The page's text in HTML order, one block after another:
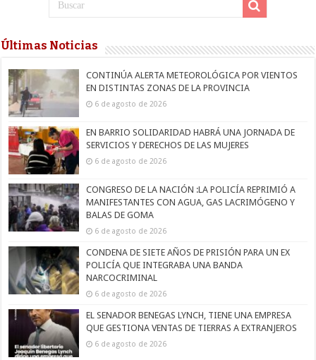
Últimas Noticias
CONTINÚA ALERTA METEOROLÓGICA POR VIENTOS
EN DISTINTAS ZONAS DE LA PROVINCIA
6 de agosto de 2026
EN BARRIO SOLIDARIDAD HABRÁ UNA JORNADA DE
SERVICIOS Y DERECHOS DE LAS MUJERES
6 de agosto de 2026
CONGRESO DE LA NACIÓN :LA POLICÍA REPRIMIÓ A
MANIFESTANTES CON AGUA, GAS LACRIMÓGENO Y
BALAS DE GOMA
6 de agosto de 2026
CONDENA DE SIETE AÑOS DE PRISIÓN PARA UN EX
POLICÍA QUE INTEGRABA UNA BANDA
NARCOCRIMINAL
6 de agosto de 2026
EL SENADOR BENEGAS LYNCH, TIENE UNA EMPRESA
QUE GESTIONA VENTAS DE TIERRAS A EXTRANJEROS
6 de agosto de 2026